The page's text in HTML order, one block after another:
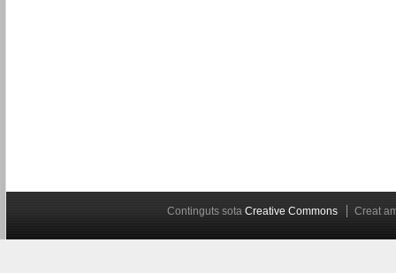
Continguts sotaCreative Commons Creat